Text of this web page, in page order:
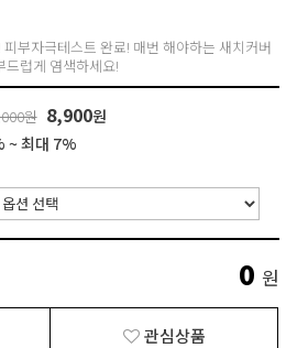
부자극테스트 완료! 매번 해야하는 새치커버
드럽게 염색하세요!
원 8,900원
~ 최대 7%
0 원
관심상품